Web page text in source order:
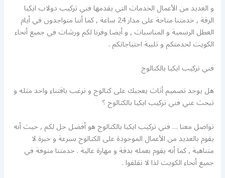
و العديد من الأعمال الخدمات التي يقدمها فني تركيب دولاب ايكيا
الرقة , خدمتنا متاحة على مدار 24 ساعة , كما أننا متواجدون في أيام
العطل الرسمية و المناسبات , و أيضا وفرنا لكم ورشات في جميع أنحاء
الكويت لخدمتكم و تلبية احتياجاتكم .
فني تركيب ايكيا بالكتالوج
هل يوجد تصميم أثاث يعجبك على كتالوج و ترغب باقتناء واحد مثله و
تبحث عني فني تركيب ايكيا بالكتالوج ؟
تواصل معنا … فني تركيب ايكيا بالكتالوج هو أفضل حل لكم , حيث أنه
يقوم بالعديد من الأعمال الموجودة على الكتالوج بسرعة و خبرة لا
متناهية , كما أنه يقوم بعمله بدقة و مهارة عالية . خدمتنا متوفة في
جميع أنحاء الكويت لذا لا تقلقوا .